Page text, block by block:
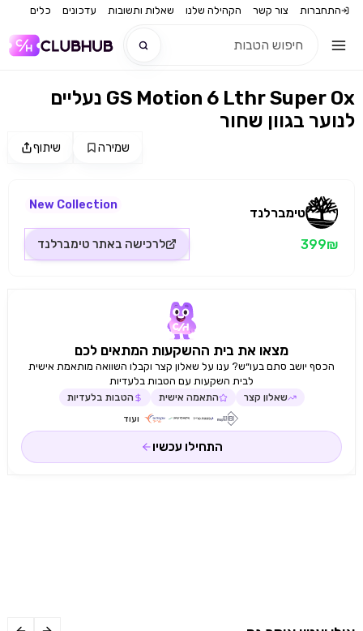
התחברות צור קשר הקהילה שלנו שאלות ותשובות עדכונים כלים
שיתוף שמירה
נעליים GS Motion 6 Lthr Super Ox
לנוער בגוון שחור
טימברלנד New Collection
399₪ לרכישה באתר טימברלנד
מצאו את בית ההשקעות המתאים לכם
הכסף יושב סתם בעו״ש? ענו על שאלון קצר וקבלו השוואה מותאמת אישית
לבית השקעות עם הטבות בלעדיות
שאלון קצר התאמה אישית הטבות בלעדיות
ועוד
התחילו עכשיו